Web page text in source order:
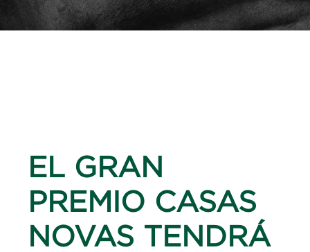
EL GRAN
PREMIO CASAS
NOVAS TENDRÁ